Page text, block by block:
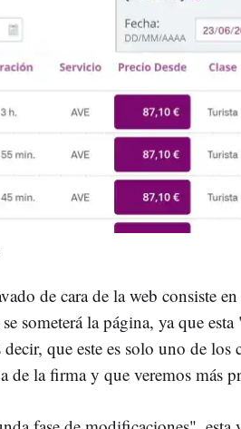
de cara de la web consiste
someterá la página, ya que
que este es solo uno de los
de la firma y que veremos más